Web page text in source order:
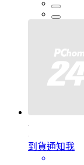
到貨通知我